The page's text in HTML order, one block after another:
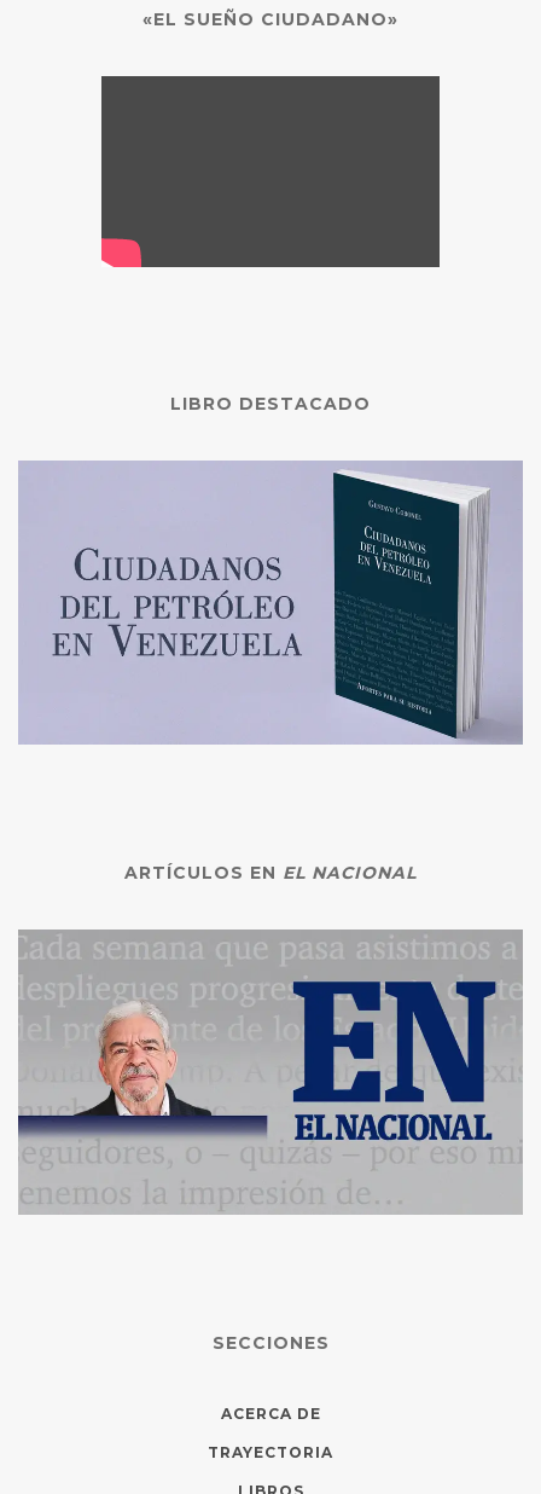
«EL SUEÑO CIUDADANO»
LIBRO DESTACADO
ARTÍCULOS EN EL NACIONAL
SECCIONES
ACERCA DE
TRAYECTORIA